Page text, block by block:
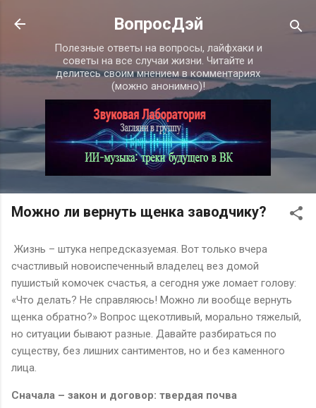
К основному контенту
ВопросДэй
Полезные ответы на вопросы, лайфхаки и
советы на все случаи жизни. Читайте и
делитесь своим мнением в комментариях
(можно анонимно)!
Можно ли вернуть щенка заводчику?
Жизнь – штука непредсказуемая. Вот только вчера
счастливый новоиспеченный владелец вез домой
пушистый комочек счастья, а сегодня уже ломает голову:
«Что делать? Не справляюсь! Можно ли вообще вернуть
щенка обратно?» Вопрос щекотливый, морально тяжелый,
но ситуации бывают разные. Давайте разбираться по
существу, без лишних сантиментов, но и без каменного
лица.
Сначала – закон и договор: твердая почва